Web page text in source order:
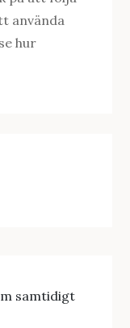
använda
hur
samtidigt